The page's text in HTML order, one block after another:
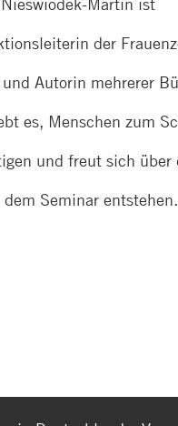
der
Autorin mehrerer
es, Menschen zum
und freut sich über
Seminar entstehen.